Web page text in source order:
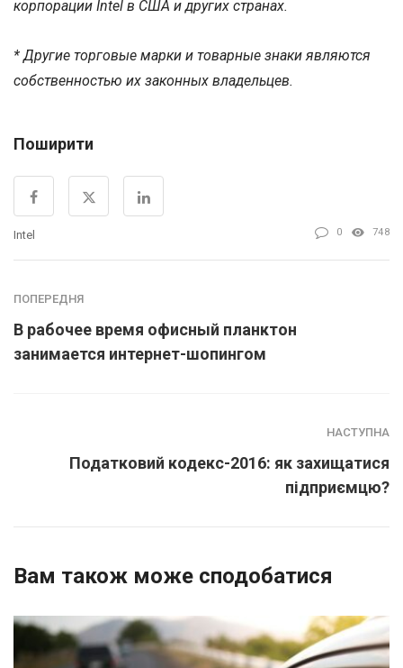
корпорации Intel в США и других странах.
* Другие торговые марки и товарные знаки являются
собственностью их законных владельцев.
Поширити
Intel 0 748
ПОПЕРЕДНЯ
В рабочее время офисный планктон
занимается интернет-шопингом
НАСТУПНА
Податковий кодекс-2016: як захищатися
підприємцю?
Вам також може сподобатися